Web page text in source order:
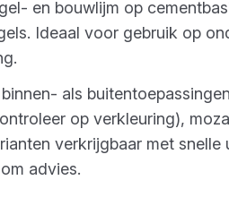
en bouwlijm op
Ideaal voor gebruik op
als
op verkleuring),
verkrijgbaar met
advies.